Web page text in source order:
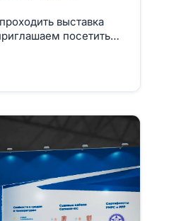
выставка
посетить
центр
стенд А5.